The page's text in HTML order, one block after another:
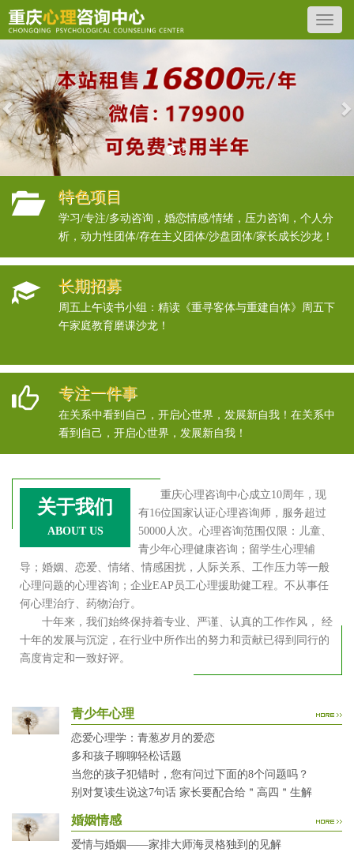
Previous
特色项目
学习/专注/多动咨询，婚恋情感/情绪，压力咨询，个人分
析，动力性团体/存在主义团体/沙盘团体/家长成长沙龙！
长期招募
周五上午读书小组：精读《重寻客体与重建自体》周五下
午家庭教育磨课沙龙！
专注一件事
在关系中看到自己，开启心世界，发展新自我！在关系中
看到自己，开启心世界，发展新自我！
关于我们
ABOUT US
重庆心理咨询中心成立10周年，现
有16位国家认证心理咨询师，服务超过
50000人次。心理咨询范围仅限：儿童、
青少年心理健康咨询；留学生心理辅
导；婚姻、恋爱、情绪、情感困扰，人际关系、工作压力等一般
心理问题的心理咨询；企业EAP员工心理援助健工程。不从事任
何心理治疗、药物治疗。
十年来，我们始终保持着专业、严谨、认真的工作作风， 经
十年的发展与沉淀，在行业中所作出的努力和贡献已得到同行的
高度肯定和一致好评。
青少年心理
恋爱心理学：青葱岁月的爱恋
多和孩子聊聊轻松话题
当您的孩子犯错时，您有问过下面的8个问题吗？
别对复读生说这7句话 家长要配合给＂高四＂生解
婚姻情感
爱情与婚姻——家排大师海灵格独到的见解